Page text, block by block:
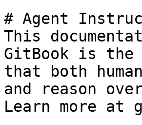
# Agent
This
GitBook is the
that both
and reason
Learn more at